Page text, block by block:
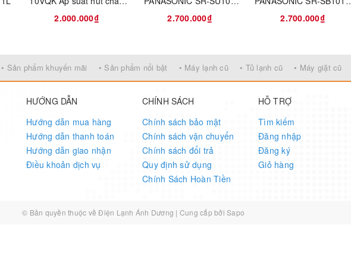
Không Giới Hạn
dễ ăn hơn.
dai của cơm, đáp ứng mọi sở thích ẩm thực cá nhân. Chức năng giữ
không 1 Lít Date 2016
2.000.000₫
STEAM IH 1L
2.700.000₫
IH STEAM
2.700.000₫
• Sản phẩm khuyến mãi • Sản phẩm nổi bật • Máy lạnh cũ • Tủ lạnh cũ • Máy giặt cũ
HƯỚNG DẪN
Hướng dẫn mua hàng
Hướng dẫn thanh toán
Hướng dẫn giao nhận
Điều khoản dịch vụ
CHÍNH SÁCH
Chính sách bảo mật
Chính sách vận chuyển
Chính sách đổi trả
Quy định sử dụng
Chính Sách Hoàn Tiền
HỖ TRỢ
Tìm kiếm
Đăng nhập
Đăng ký
Giỏ hàng
© Bản quyền thuộc vềĐiện Lạnh Ánh Dương | Cung cấp bởi Sapo